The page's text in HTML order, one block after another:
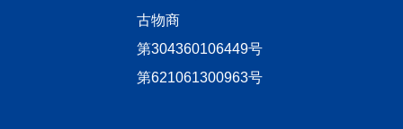
古物商
第304360106449号
第621061300963号